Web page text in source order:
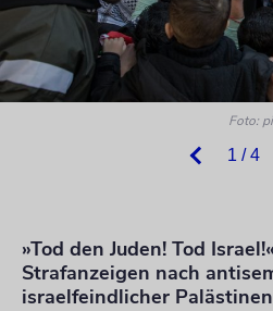
1 / 4
Foto:
»Tod den Juden! Tod
Strafanzeigen nach
israelfeindlicher